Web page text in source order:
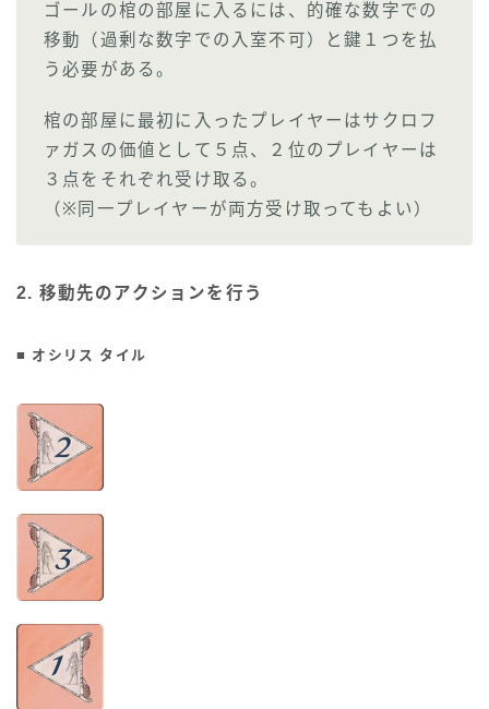
ゴールの棺の部屋に入るには、的確な数字での
移動（過剰な数字での入室不可）と鍵１つを払
う必要がある。
棺の部屋に最初に入ったプレイヤーはサクロフ
ァガスの価値として５点、２位のプレイヤーは
３点をそれぞれ受け取る。
（※同一プレイヤーが両方受け取ってもよい）
2. 移動先のアクションを行う
■ オシリス タイル